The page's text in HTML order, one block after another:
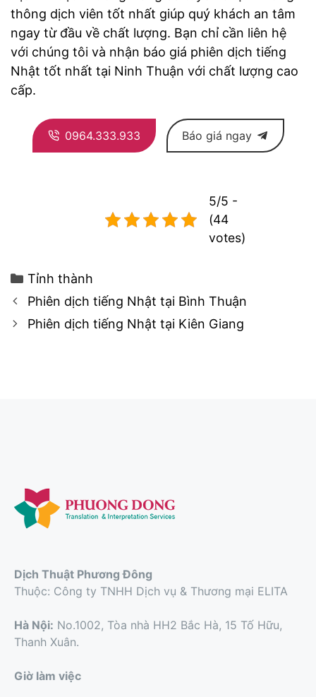
thông dịch viên tốt nhất giúp quý khách an tâm
ngay từ đầu về chất lượng. Bạn chỉ cần liên hệ
với chúng tôi và nhận báo giá phiên dịch tiếng
Nhật tốt nhất tại Ninh Thuận với chất lượng cao
cấp.
0964.333.933 Báo giá ngay
5/5 -
(44
votes)
Categories
Tỉnh thành
Post
navigation
Phiên dịch tiếng Nhật tại Bình Thuận
Phiên dịch tiếng Nhật tại Kiên Giang
Dịch Thuật Phương Đông
Thuộc: Công ty TNHH Dịch vụ & Thương mại ELITA
Hà Nội: No.1002, Tòa nhà HH2 Bắc Hà, 15 Tố Hữu,
Thanh Xuân.
Giờ làm việc